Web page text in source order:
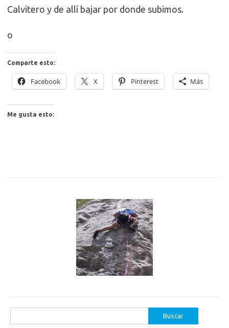
Calvitero y de allí bajar por donde subimos.
o
Comparte esto:
Facebook X Pinterest Más
Me gusta esto: